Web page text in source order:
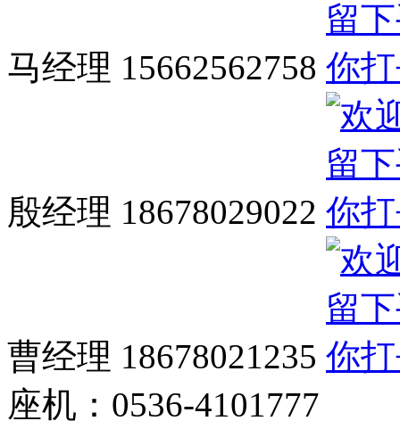
马经理 15662562758
殷经理 18678029022
曹经理 18678021235
座机：0536-4101777